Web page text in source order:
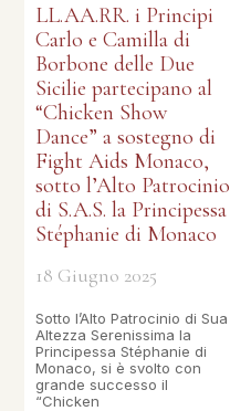
LL.AA.RR. i Principi
Carlo e Camilla di
Borbone delle Due
Sicilie partecipano al
“Chicken Show
Dance” a sostegno di
Fight Aids Monaco,
sotto l’Alto Patrocinio
di S.A.S. la Principessa
Stéphanie di Monaco
18 Giugno 2025
Sotto l’Alto Patrocinio di Sua
Altezza Serenissima la
Principessa Stéphanie di
Monaco, si è svolto con
grande successo il
“Chicken